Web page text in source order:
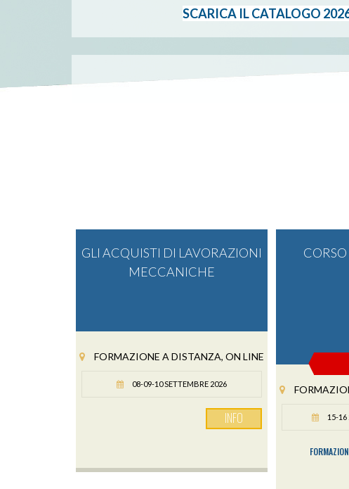
SCARICA IL CATALOGO
GLI ACQUISTI DI LAVORAZIONI
MECCANICHE
FORMAZIONE A DISTANZA, ON LINE
08-09-10 SETTEMBRE 2026
INFO 15-16